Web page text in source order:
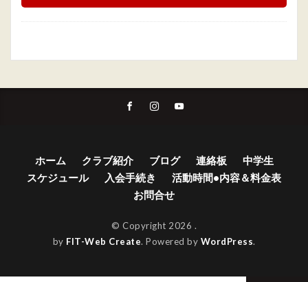
ホーム クラブ紹介 ブログ 連絡板
中学生
スケジュール
入会手続き
活動時間•内容＆料金表
お問合せ
© Copyright 2026 .
by FIT-Web Create. Powered by WordPress.